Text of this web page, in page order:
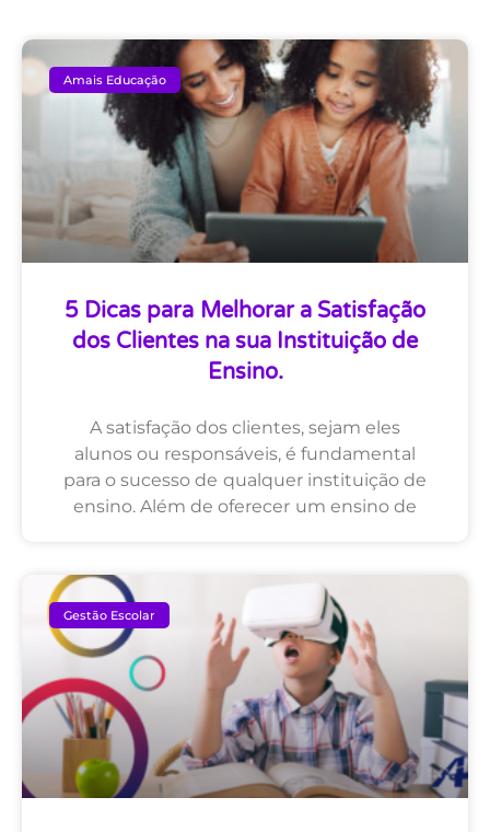
Amais Educação
5 Dicas para Melhorar a Satisfação
dos Clientes na sua Instituição de
Ensino.
A satisfação dos clientes, sejam eles
alunos ou responsáveis, é fundamental
para o sucesso de qualquer instituição de
ensino. Além de oferecer um ensino de
Gestão Escolar